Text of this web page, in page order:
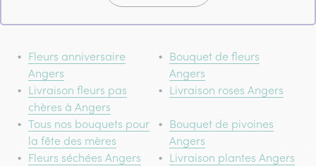
Fleurs anniversaire
Angers
Bouquet de fleurs
Angers
Livraison fleurs pas
chères à Angers
Livraison roses Angers
Tous nos bouquets pour
la fête des mères
Bouquet de pivoines
Angers
Fleurs séchées Angers
Livraison plantes Angers